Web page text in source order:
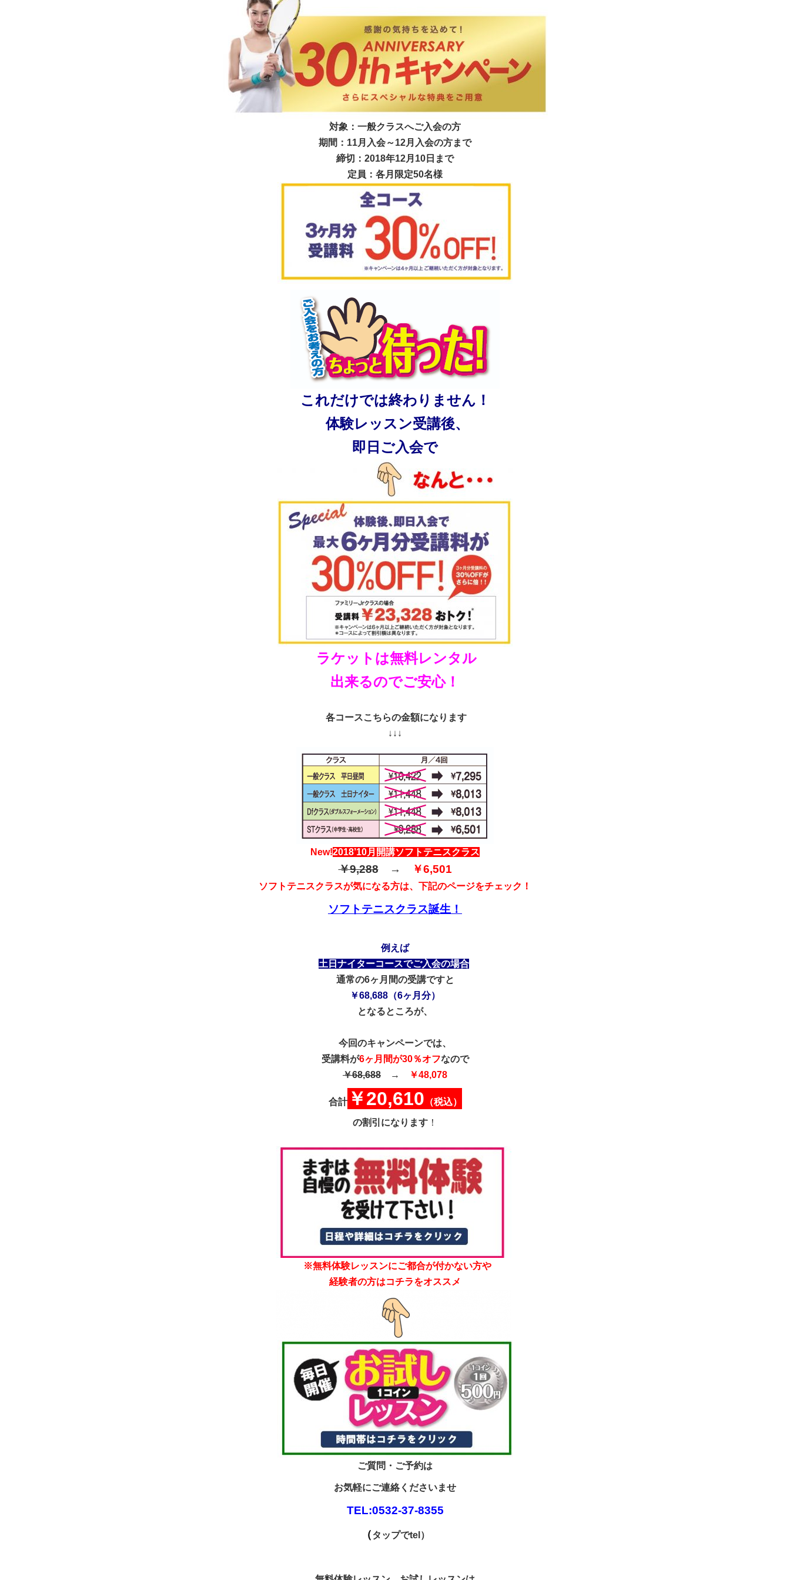
対象：一般クラスへご入会の方
期間：11月入会～12月入会の方まで
締切：2018年12月10日まで
定員：各月限定50名様
これだけでは終わりません！
体験レッスン受講後、
即日ご入会で
ラケットは無料レンタル
出来るのでご安心！
各コースこちらの金額になります
↓↓↓
New!2018’10月開講ソフトテニスクラス
￥9,288→ ￥6,501
ソフトテニスクラスが気になる方は、下記のページをチェック！
ソフトテニスクラス誕生！
例えば
土日ナイターコースでご入会の場合
通常の6ヶ月間の受講ですと
￥68,688（6ヶ月分）
となるところが、
今回のキャンペーンでは、
受講料が6ヶ月間が30％オフなので
￥68,688 → ￥48,078
合計￥20,610 （税込）
の割引になります ！
※無料体験レッスンにご都合が付かない方や
経験者の方はコチラをオススメ
ご質問・ご予約は
お気軽にご連絡くださいませ
TEL:0532-37-8355
（タップでtel）